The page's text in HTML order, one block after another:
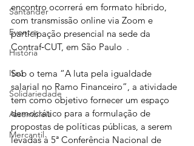
Santander
Eventos
História
Itaú
Solidariedade
Assembleia
Mercantil
encontro ocorrerá em formato híbrido,
com transmissão online via Zoom e
participação presencial na sede da
Contraf‑CUT, em São Paulo  .
Sob o tema “A luta pela igualdade
salarial no Ramo Financeiro”, a atividade
tem como objetivo fornecer um espaço
democrático para a formulação de
propostas de políticas públicas, a serem
levadas à 5ª Conferência Nacional de